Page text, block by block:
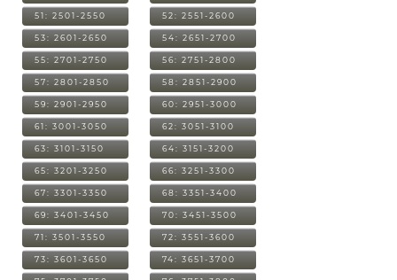
51: 2501-2550 52: 2551-2600
53: 2601-2650 54: 2651-2700
55: 2701-2750 56: 2751-2800
57: 2801-2850 58: 2851-2900
59: 2901-2950 60: 2951-3000
61: 3001-3050 62: 3051-3100
63: 3101-3150 64: 3151-3200
65: 3201-3250 66: 3251-3300
67: 3301-3350 68: 3351-3400
69: 3401-3450 70: 3451-3500
71: 3501-3550 72: 3551-3600
73: 3601-3650 74: 3651-3700